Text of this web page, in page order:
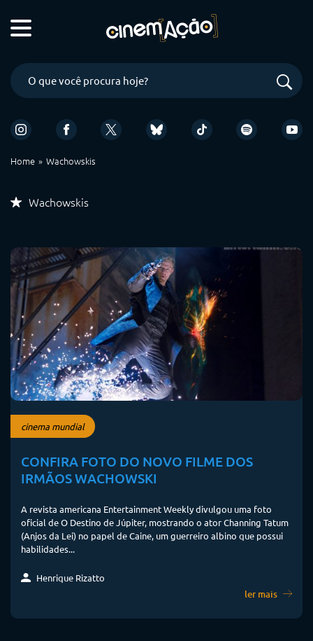
Home Wachowskis
Wachowskis
cinema mundial
CONFIRA FOTO DO NOVO FILME DOS
IRMÃOS WACHOWSKI
A revista americana Entertainment Weekly divulgou uma foto
oficial de O Destino de Júpiter, mostrando o ator Channing Tatum
(Anjos da Lei) no papel de Caine, um guerreiro albino que possui
habilidades...
Henrique Rizatto
ler mais